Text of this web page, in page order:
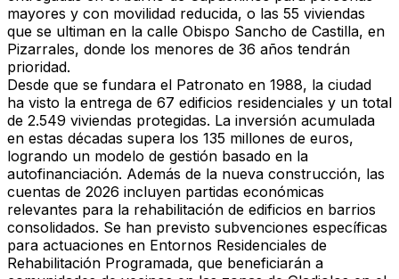
mayores y con movilidad reducida, o las 55 viviendas
que se ultiman en la calle Obispo Sancho de Castilla, en
Pizarrales, donde los menores de 36 años tendrán
prioridad.
Desde que se fundara el Patronato en 1988, la ciudad
ha visto la entrega de 67 edificios residenciales y un total
de 2.549 viviendas protegidas. La inversión acumulada
en estas décadas supera los 135 millones de euros,
logrando un modelo de gestión basado en la
autofinanciación. Además de la nueva construcción, las
cuentas de 2026 incluyen partidas económicas
relevantes para la rehabilitación de edificios en barrios
consolidados. Se han previsto subvenciones específicas
para actuaciones en Entornos Residenciales de
Rehabilitación Programada, que beneficiarán a